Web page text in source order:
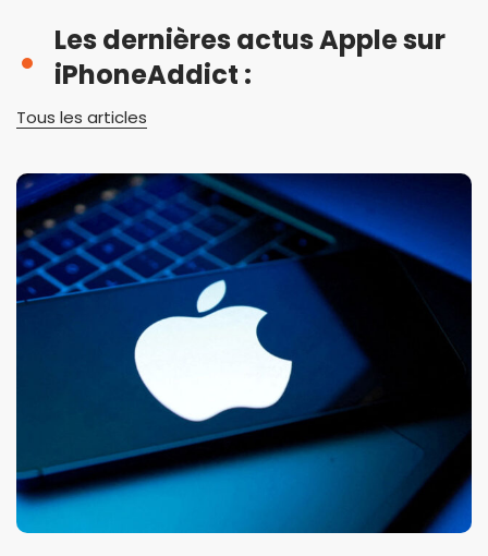
Les dernières actus Apple sur
iPhoneAddict :
Tous les articles